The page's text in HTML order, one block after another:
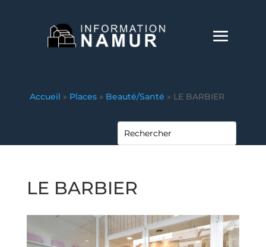
Accueil » Places » Beauté/Santé » LE BARBIER
LE BARBIER